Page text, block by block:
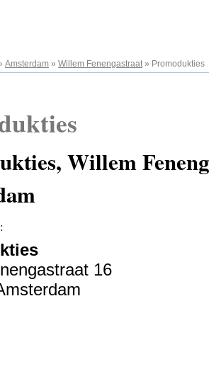
Amsterdam » Willem Fenengastraat» Promodukties
Willem
16